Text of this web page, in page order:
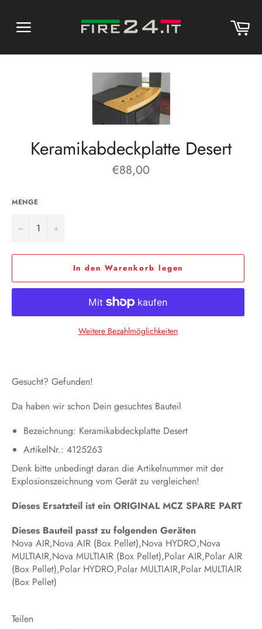
Inhalt
Keramikabdeckplatte Desert
Normaler
Preis
€88,00
MENGE
− +
In den Warenkorb legen
Weitere Bezahlmöglichkeiten
Gesucht? Gefunden!
Da haben wir schon Dein gesuchtes Bauteil
Bezeichnung: Keramikabdeckplatte Desert
ArtikelNr.: 4125263
Denk bitte unbedingt daran die Artikelnummer mit der
Explosionszeichnung vom Gerät zu vergleichen!
Dieses Ersatzteil ist ein ORIGINAL MCZ SPARE PART
Dieses Bauteil passt zu folgenden Geräten
Nova AIR,Nova AIR (Box Pellet),Nova HYDRO,Nova
MULTIAIR,Nova MULTIAIR (Box Pellet),Polar AIR,Polar AIR
(Box Pellet),Polar HYDRO,Polar MULTIAIR,Polar MULTIAIR
(Box Pellet)
Teilen